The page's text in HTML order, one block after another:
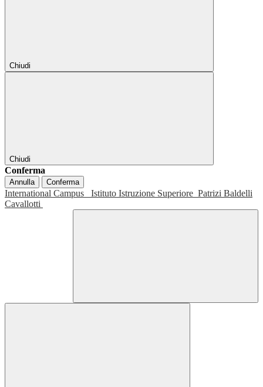
Chiudi
Chiudi
Conferma
Annulla Conferma
International Campus Istituto Istruzione Superiore Patrizi Baldelli
Cavallotti